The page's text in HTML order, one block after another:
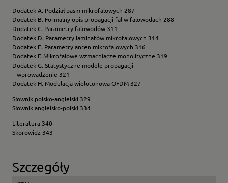
Dodatek A. Podział pasm mikrofalowych 287
Dodatek B. Formalny opis propagacji fal w falowodach 288
Dodatek C. Parametry falowodów 311
Dodatek D. Parametry laminatów mikrofalowych 314
Dodatek E. Parametry anten mikrofalowych 316
Dodatek F. Mikrofalowe wzmacniacze monolityczne 319
Dodatek G. Statystyczne modele propagacji
– wprowadzenie 321
Dodatek H. Modulacja wielotonowa OFDM 327
Słownik polsko-angielski 329
Słownik angielsko-polski 334
Literatura 340
Skorowidz 343
Szczegóły